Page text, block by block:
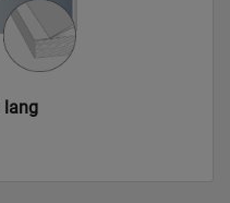
lang